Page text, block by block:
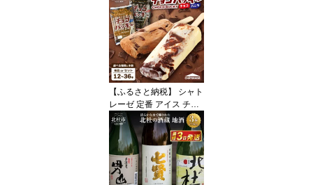
本数 24本 48本 72本 96
本 白州産 水 飲料水 ミネ
ラルウォーター いろはす
人気 コカ・コーラ 防災
備蓄 仕送り 新生活 山梨
県 北杜市 送料無料 ラン
キング 10000 15000 以
内【ふるさと納税】 シャト
レーゼ 定番 アイス チョ
コバッキー スイーツ 選
べる バニラ＆チョコ バ
ニラ チョコ 選べる本数 1
2本 24本 36本 高評価 夏
有名店 詰め合わせ セッ
ト デザート おすすめ 人